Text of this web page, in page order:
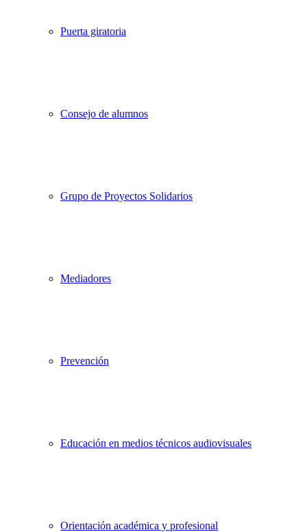
Puerta giratoria
Consejo de alumnos
Grupo de Proyectos Solidarios
Mediadores
Prevención
Educación en medios técnicos audiovisuales
Orientación académica y profesional